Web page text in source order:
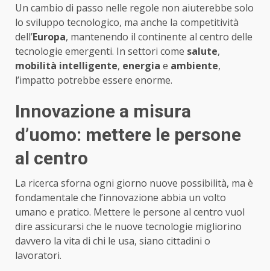
Un cambio di passo nelle regole non aiuterebbe solo
lo sviluppo tecnologico, ma anche la competitività
dell’Europa, mantenendo il continente al centro delle
tecnologie emergenti. In settori come salute,
mobilità intelligente, energia e ambiente,
l’impatto potrebbe essere enorme.
Innovazione a misura
d’uomo: mettere le persone
al centro
La ricerca sforna ogni giorno nuove possibilità, ma è
fondamentale che l’innovazione abbia un volto
umano e pratico. Mettere le persone al centro vuol
dire assicurarsi che le nuove tecnologie migliorino
davvero la vita di chi le usa, siano cittadini o
lavoratori.